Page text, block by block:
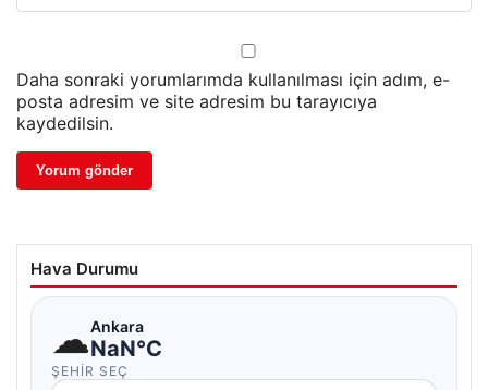
Daha sonraki yorumlarımda kullanılması için adım, e-
posta adresim ve site adresim bu tarayıcıya
kaydedilsin.
Hava Durumu
☁Ankara
NaN°C
ŞEHIR SEÇ